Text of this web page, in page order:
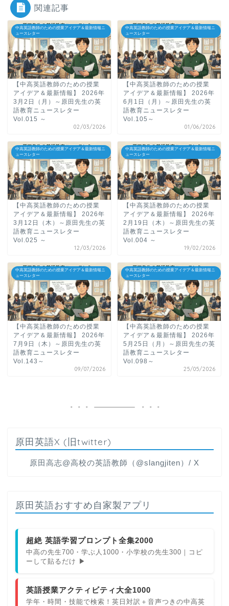
関連記事
中高英語教師のための授業アイデア＆最新情報ニ
ュースレター
【中高英語教師のための授業
アイデア＆最新情報】 2026年
3月2日（月）～原田先生の英
語教育ニュースレター
Vol.015 ～
02/03/2026
中高英語教師のための授業アイデア＆最新情報ニ
ュースレター
【中高英語教師のための授業
アイデア＆最新情報】 2026年
6月1日（月）～原田先生の英
語教育ニュースレター
Vol.105～
01/06/2026
中高英語教師のための授業アイデア＆最新情報ニ
ュースレター
【中高英語教師のための授業
アイデア＆最新情報】 2026年
3月12日（木）～原田先生の英
語教育ニュースレター
Vol.025 ～
12/03/2026
中高英語教師のための授業アイデア＆最新情報ニ
ュースレター
【中高英語教師のための授業
アイデア＆最新情報】 2026年
2月19日（木）～原田先生の英
語教育ニュースレター
Vol.004 ～
19/02/2026
中高英語教師のための授業アイデア＆最新情報ニ
ュースレター
【中高英語教師のための授業
アイデア＆最新情報】 2026年
7月9日（木）～原田先生の英
語教育ニュースレター
Vol.143～
09/07/2026
中高英語教師のための授業アイデア＆最新情報ニ
ュースレター
【中高英語教師のための授業
アイデア＆最新情報】 2026年
5月25日（月）～原田先生の英
語教育ニュースレター
Vol.098～
25/05/2026
原田英語X (旧twitter)
原田高志@高校の英語教師（@slangjiten）/ X
原田英語おすすめ自家製アプリ
超絶 英語学習プロンプト全集2000
中高の先生700・学ぶ人1000・小学校の先生300｜コピ
ーして貼るだけ ▶
英語授業アクティビティ大全1000
学年・時間・技能で検索！英日対訳＋音声つきの中高英